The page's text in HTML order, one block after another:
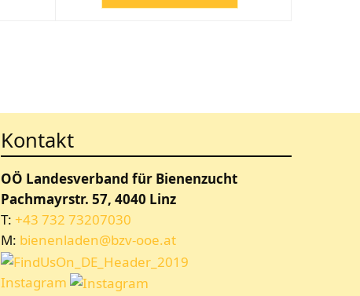
Kontakt
OÖ Landesverband für Bienenzucht
Pachmayrstr. 57, 4040 Linz
T: +43 732 73207030
M: bienenladen@bzv-ooe.at
Instagram